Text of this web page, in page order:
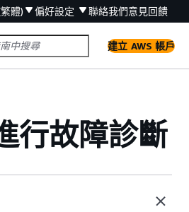
體) 偏好設定 聯絡我們意見回饋
建立 AWS 帳戶
行故障診斷